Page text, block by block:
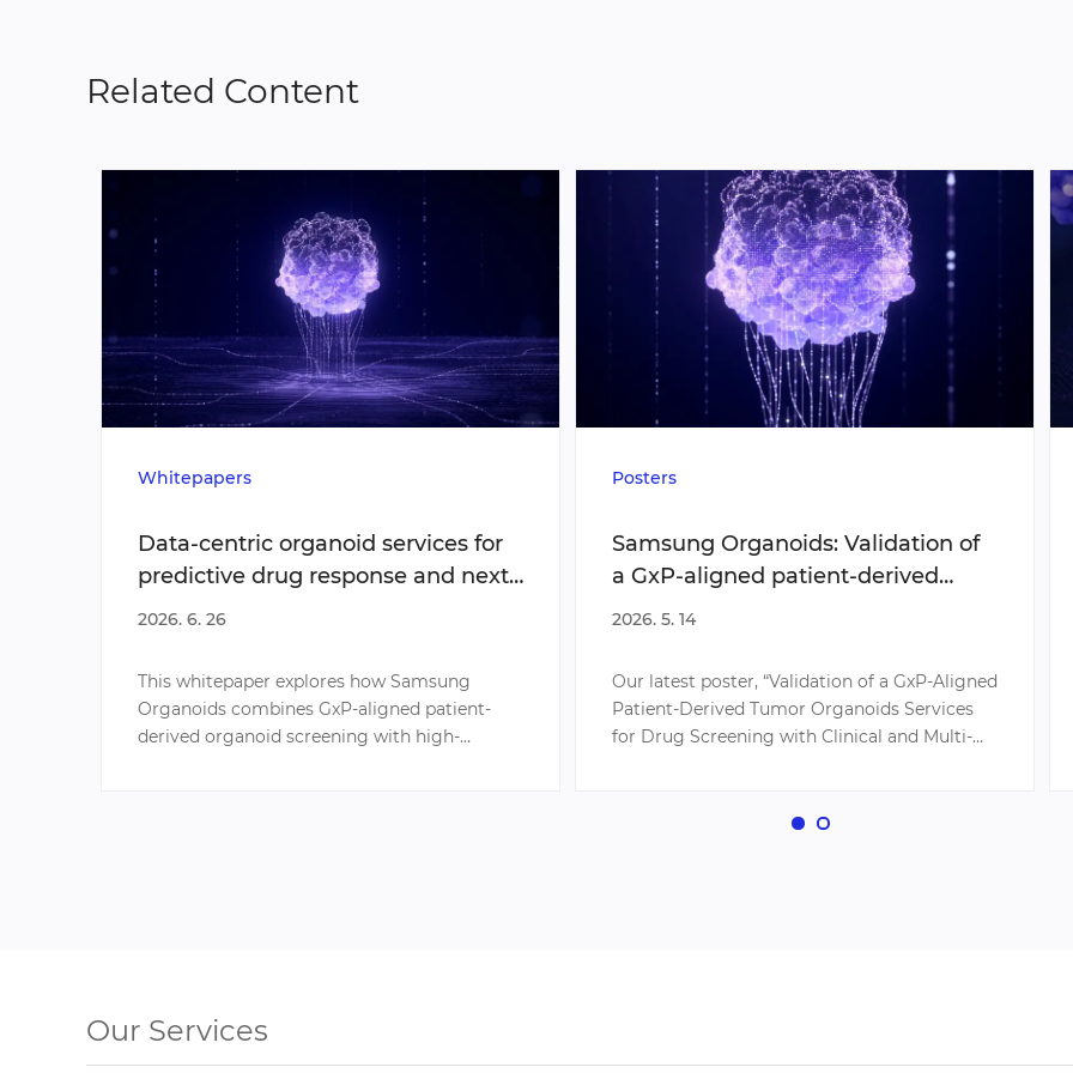
Related Content
Whitepapers
Data-centric organoid services for
predictive drug response and next-
generation oncology research
2026. 6. 26
This whitepaper explores how Samsung
Organoids combines GxP-aligned patient-
derived organoid screening with high-
Posters
Samsung Organoids: Validation of
a GxP-aligned patient-derived
tumor organoid services for drug
omics data
2026. 5. 14
Our latest poster, “Validation of a GxP-Aligned
Patient-Derived Tumor Organoids Services
for Drug Screening with Clinical and Multi-
Our Services